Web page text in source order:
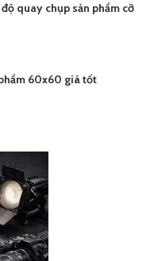
quay chụp sản phẩm cỡ
60x60 giá tốt